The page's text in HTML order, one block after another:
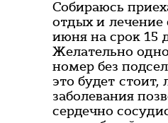
Собираюсь
отдых и лечение
июня на срок 15
Желательно
номер без
это будет стоит,
заболевания
сердечно